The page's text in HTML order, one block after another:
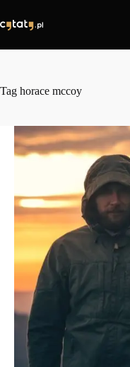
treści
Tag horace mccoy